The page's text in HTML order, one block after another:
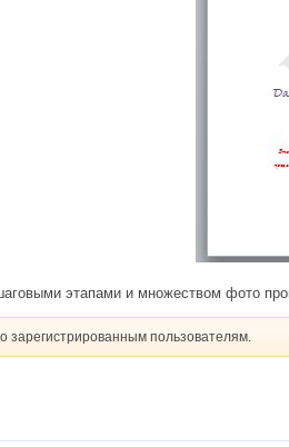
этапами и множеством фото
зарегистрированным пользователям.